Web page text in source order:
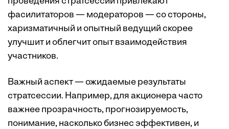
фасилитаторов — модераторов — со стороны,
харизматичный и опытный ведущий скорее
улучшит и облегчит опыт взаимодействия
участников.
Важный аспект — ожидаемые результаты
стратсессии. Например, для акционера часто
важнее прозрачность, прогнозируемость,
понимание, насколько бизнес эффективен, и